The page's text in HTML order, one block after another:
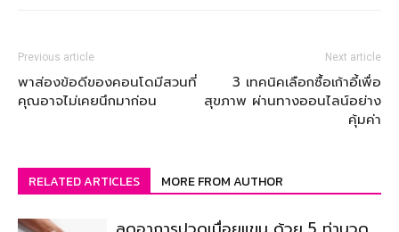
Previous article
พาส่องข้อดีของคอนโดมีสวนที่
คุณอาจไม่เคยนึกมาก่อน
Next article
3 เทคนิคเลือกซื้อเก้าอี้เพื่อ
สุขภาพ ผ่านทางออนไลน์อย่าง
คุ้มค่า
RELATED ARTICLES MORE FROM AUTHOR